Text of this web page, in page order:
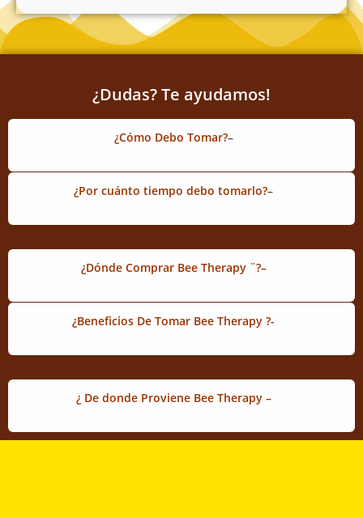
¿Dudas? Te ayudamos!
¿Cómo Debo Tomar?–
¿Por cuánto tiempo debo tomarlo?–
¿Dónde Comprar Bee Therapy ¨?–
¿Beneficios De Tomar Bee Therapy ?-
¿ De donde Proviene Bee Therapy –